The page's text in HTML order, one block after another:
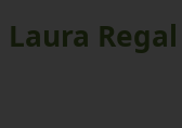
Laura